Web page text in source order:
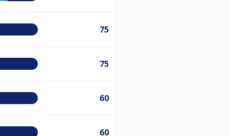
75
75
60
60